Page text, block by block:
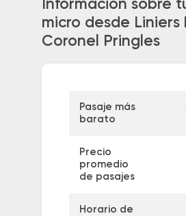
Información sobre
micro desde Liniers
Coronel Pringles
Pasaje más
barato
Precio
promedio
de pasajes
Horario de